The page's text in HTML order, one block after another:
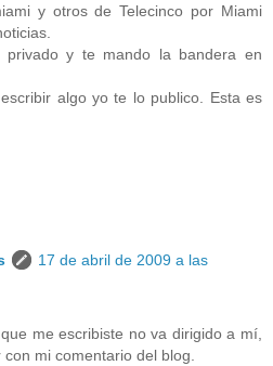
y otros de Telecinco por Miami
y te mando la bandera en
algo yo te lo publico. Esta es
17 de abril de 2009 a las
me escribiste no va dirigido a mí,
mi comentario del blog.